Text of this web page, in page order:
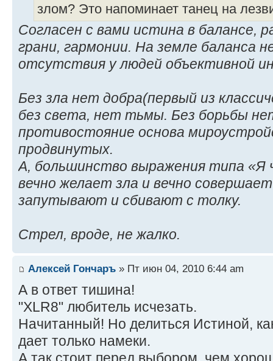
злом? Это напоминает танец на
Согласен с вами истина в балансе,
грани, гармонии. На земле баланса
отсутствия у людей объективной
Без зла нет добра(первый из
без света, нет тьмы. Без борьбы
противостояние основа
продвинутых.
А, большинство выражения типа «Я
вечно желает зла и вечно
запутывают и сбивают с толку.
Стрел, вроде, не жалко.
Алексей Гончаръ » Пт июн 04, 2010 6:44 am
А в ответ тишина!
"XLR8" любитель исчезать.
Начитанный! Но делиться Истиной,
дает только намеки.